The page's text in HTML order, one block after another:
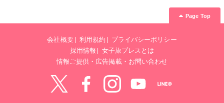
Page Top
会社概要 利用規約
プライバシーポリシー
採用情報
女子旅プレスとは
情報ご提供・広告掲載・お問い合わせ